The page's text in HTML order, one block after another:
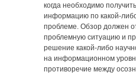
когда необходимо
информацию по какой-
проблеме. Обзор должен
проблемную ситуацию и
решение какой-либо
на информационном
противоречие между